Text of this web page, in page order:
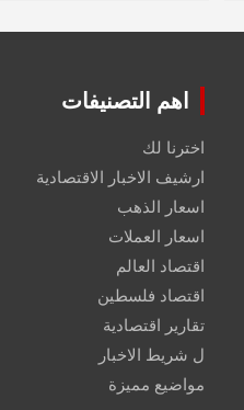
اهم التصنيفات
اخترنا لك
ارشيف الاخبار الاقتصادية
اسعار الذهب
اسعار العملات
اقتصاد العالم
اقتصاد فلسطين
تقارير اقتصادية
ل شريط الاخبار
مواضيع مميزة